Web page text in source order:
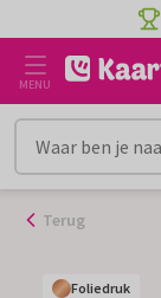
naar
inhoud
MENU
Terug
Foliedruk
Foliedruk
Foliedruk
Foliedruk
Foliedruk